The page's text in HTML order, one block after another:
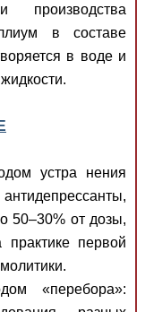
производства
в составе
в воде и
устра нения
50–30% от дозы,
первой
«перебора»: